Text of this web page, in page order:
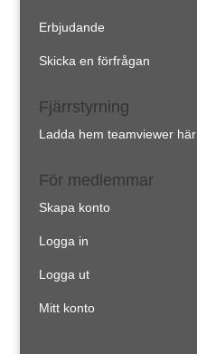
Erbjudande
Skicka en förfrågan
Fjärrstyrning
Ladda hem teamviewer här
För medlemmar
Skapa konto
Logga in
Logga ut
Mitt konto